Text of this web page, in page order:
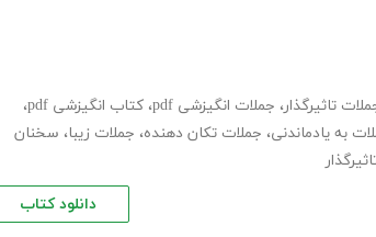
تاثیرگذار، جملات انگیزشی pdf ، کتاب انگیزشی pdf
،
به یادماندنی، جملات تکان دهنده، جملات زیبا، سخنان
دانلود کتاب